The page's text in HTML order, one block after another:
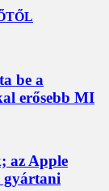
be a
erősebb MI
az Apple
gyártani